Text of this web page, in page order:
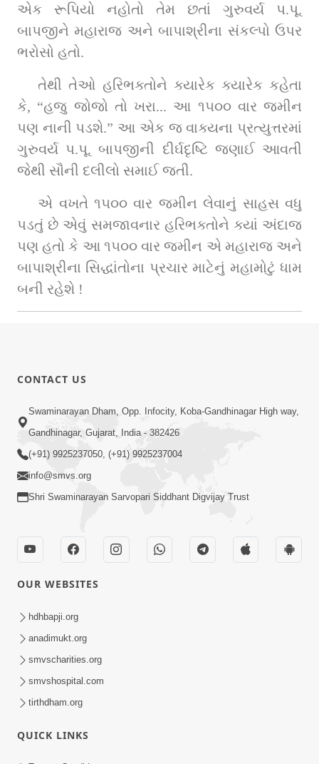
એક રૂપિયો નહોતો તેમ છતાં ગુરુવર્ય પ.પૂ.
બાપજીને મહારાજ અને બાપાશ્રીના સંકલ્પો ઉપર
ભરોસો હતો.
તેથી તેઓ હરિભક્તોને ક્યારેક ક્યારેક કહેતા
કે, “હજુ જોજો તો ખરા... આ ૧૫૦૦ વાર જમીન
પણ નાની પડશે.” આ એક જ વાક્યના પ્રત્યુત્તરમાં
ગુરુવર્ય પ.પૂ. બાપજીની દીર્ઘદૃષ્ટિ જણાઈ આવતી
જેથી સૌની દલીલો સમાઈ જતી.
એ વખતે ૧૫૦૦ વાર જમીન લેવાનું સાહસ વધુ
પડતું છે એવું સમજાવનાર હરિભક્તોને ક્યાં અંદાજ
પણ હતો કે આ ૧૫૦૦ વાર જમીન એ મહારાજ અને
બાપાશ્રીના સિદ્ધાંતોના પ્રચાર માટેનું મહામોટું ધામ
બની રહેશે !
CONTACT US
Swaminarayan Dham, Opp. Infocity, Koba-Gandhinagar High way,
Gandhinagar, Gujarat, India - 382426
(+91) 9925237050, (+91) 9925237004
info@smvs.org
Shri Swaminarayan Sarvopari Siddhant Digvijay Trust
OUR WEBSITES
hdhbapji.org
anadimukt.org
smvscharities.org
smvshospital.com
tirthdham.org
QUICK LINKS